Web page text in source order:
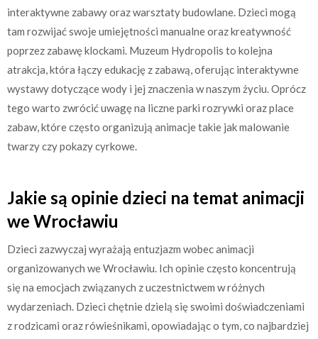
interaktywne zabawy oraz warsztaty budowlane. Dzieci mogą
tam rozwijać swoje umiejętności manualne oraz kreatywność
poprzez zabawę klockami. Muzeum Hydropolis to kolejna
atrakcja, która łączy edukację z zabawą, oferując interaktywne
wystawy dotyczące wody i jej znaczenia w naszym życiu. Oprócz
tego warto zwrócić uwagę na liczne parki rozrywki oraz place
zabaw, które często organizują animacje takie jak malowanie
twarzy czy pokazy cyrkowe.
Jakie są opinie dzieci na temat animacji
we Wrocławiu
Dzieci zazwyczaj wyrażają entuzjazm wobec animacji
organizowanych we Wrocławiu. Ich opinie często koncentrują
się na emocjach związanych z uczestnictwem w różnych
wydarzeniach. Dzieci chętnie dzielą się swoimi doświadczeniami
z rodzicami oraz rówieśnikami, opowiadając o tym, co najbardziej